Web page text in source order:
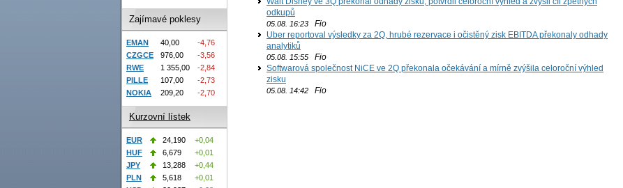
odkupů
05.08. 16:23 Fio
Uber reportoval výsledky za 2Q, hrubé rezervace i očistěný zisk EBITDA překonaly odhady
analytiků
05.08. 15:55 Fio
Softwarová společnost NiCE ve 2Q překonala očekávání a mírně zvýšila celoroční výhled
zisku
05.08. 14:42 Fio
Zajímavé poklesy
EMAN 40,00
-4,76
CZGCE
976,00
-3,56
RWE
1 355,00
-2,84
PILLE
107,00
-2,73
NOKIA
209,20 -2,70
Kurzovní lístek
EUR 24,190
+0,04
HUF
6,679
+0,01
JPY
13,288
+0,44
PLN
5,618
+0,01